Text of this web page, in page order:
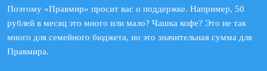
Поэтому «Правмир» просит вас о поддержке. Например, 50
рублей в месяц это много или мало? Чашка кофе? Это не так
много для семейного бюджета, но это значительная сумма для
Правмира.